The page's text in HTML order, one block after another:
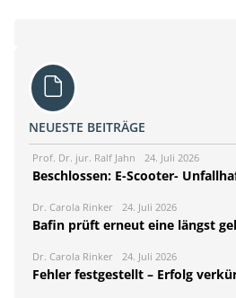
NEUESTE BEITRÄGE
Prof. Dr. jur. Ralf Jahn 24. Juli 2026
Beschlossen: E-Scooter-
Dr. Carola Rinker 24. Juli 2026
Bafin prüft erneut eine längst
Dr. Carola Rinker 24. Juli 2026
Fehler festgestellt – Erfolg